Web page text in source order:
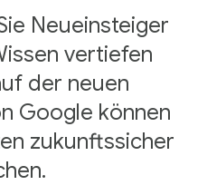
Neueinsteiger
vertiefen
der neuen
Google können
zukunftssicher